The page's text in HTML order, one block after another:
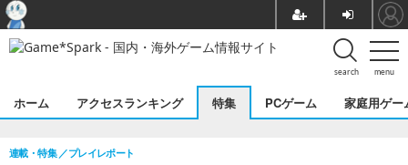
menu
search
ホーム アクセスランキング 特集 PCゲーム 家庭用ゲー
連載・特集 プレイレポート